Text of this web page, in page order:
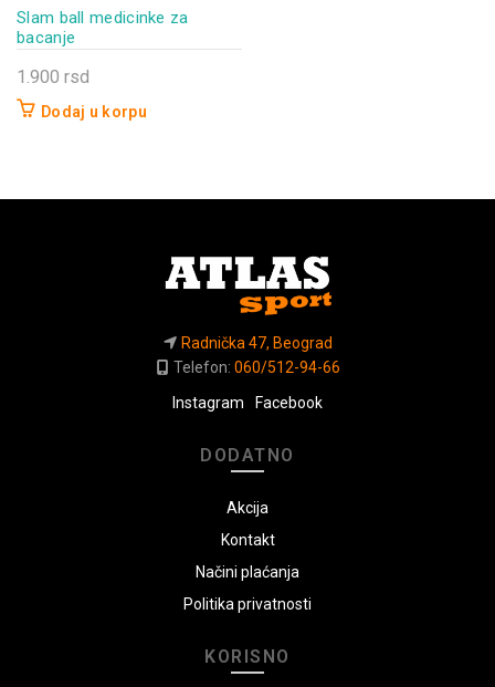
Slam ball medicinke za
bacanje
1.900 rsd
Dodaj u korpu
Radnička 47, Beograd
Telefon: 060/512-94-66
Instagram
Facebook
DODATNO
Akcija
Kontakt
Načini plaćanja
Politika privatnosti
KORISNO